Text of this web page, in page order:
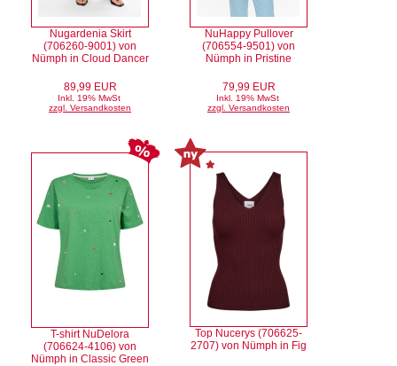
Nugardenia Skirt
(706260-9001) von
Nümph in Cloud Dancer
89,99 EUR
Inkl. 19% MwSt
zzgl. Versandkosten
NuHappy Pullover
(706554-9501) von
Nümph in Pristine
79,99 EUR
Inkl. 19% MwSt
zzgl. Versandkosten
T-shirt NuDelora
(706624-4106) von
Nümph in Classic Green
Top Nucerys (706625-
2707) von Nümph in Fig